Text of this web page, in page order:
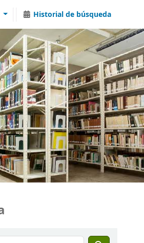
Historial de búsqueda